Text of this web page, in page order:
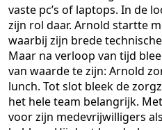
vaste pc’s of laptops. In de
zijn rol daar. Arnold startte
waarbij zijn brede
Maar na verloop van tijd
van waarde te zijn: Arnold
lunch. Tot slot bleek de
het hele team belangrijk.
voor zijn medevrijwilligers